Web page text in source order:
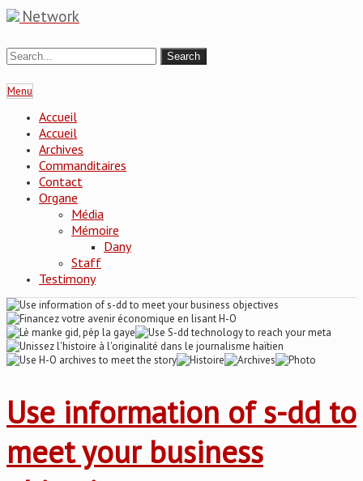
Network
Menu
Accueil
Accueil
Archives
Commanditaires
Contact
Organe
Média
Mémoire
Dany
Staff
Testimony
Use information of s-dd to
meet your business